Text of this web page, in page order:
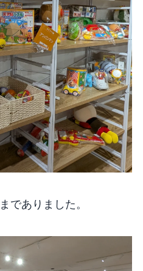
でありました。